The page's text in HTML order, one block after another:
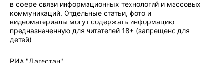
в сфере связи информационных технологий и массовых
коммуникаций. Отдельные статьи, фото и
видеоматериалы могут содержать информацию
предназначенную для читателей 18+ (запрещено для
детей)
РИА "Дагестан"